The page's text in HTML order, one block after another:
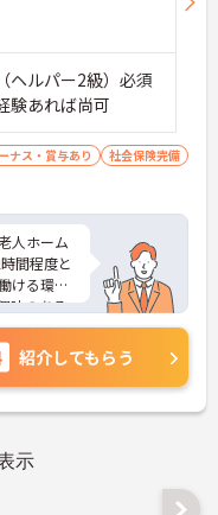
ヘルパー2級）必須
験あれば尚可
ナス・賞与あり
社会保険完備
人ホーム
間程度と
ける環境
味のある
細をお話
！紹介してもらう
示